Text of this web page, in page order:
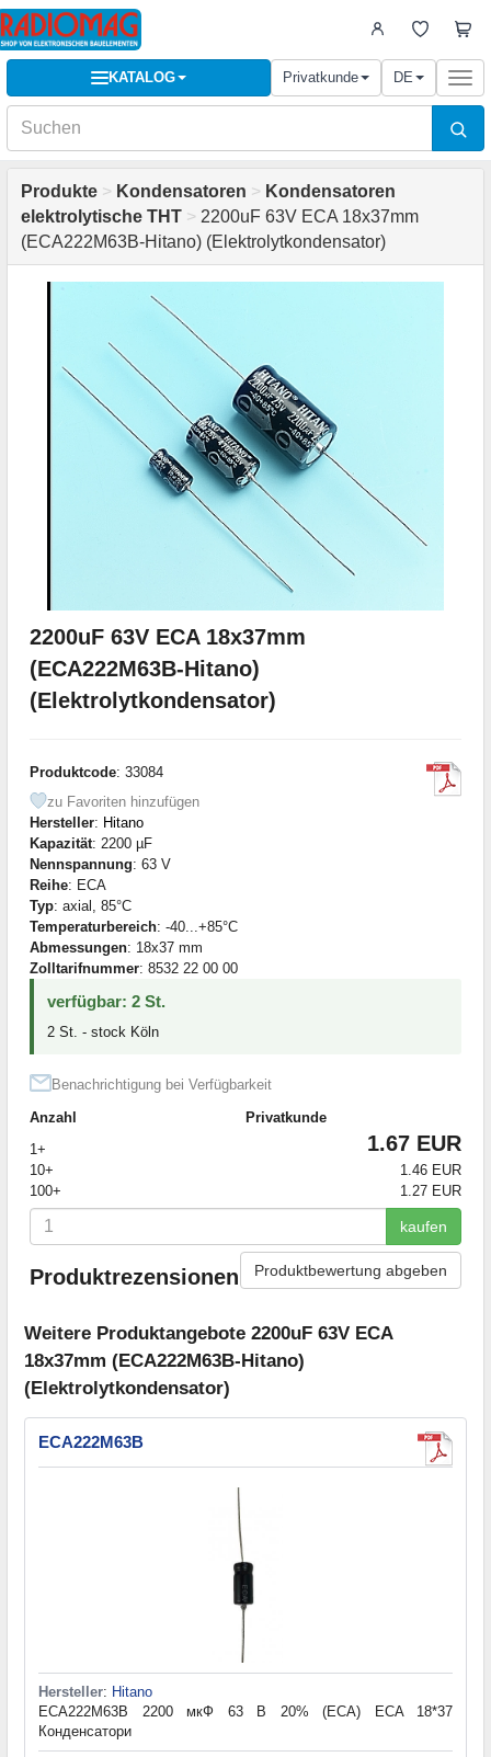
KATALOG Privatkunde DE
Produkte > Kondensatoren > Kondensatoren
elektrolytische THT > 2200uF 63V ECA 18x37mm
(ECA222M63B-Hitano) (Elektrolytkondensator)
2200uF 63V ECA 18x37mm
(ECA222M63B-Hitano)
(Elektrolytkondensator)
Produktcode: 33084
zu Favoriten hinzufügen
Hersteller: Hitano
Kapazität: 2200 µF
Nennspannung: 63 V
Reihe: ECA
Typ: axial, 85°C
Temperaturbereich: -40...+85°C
Abmessungen: 18x37 mm
Zolltarifnummer: 8532 22 00 00
verfügbar: 2 St.
2 St. - stock Köln
Benachrichtigung bei Verfügbarkeit
Anzahl
Privatkunde
1+
1.67 EUR
10+
1.46 EUR
100+
1.27 EUR
kaufen
Produktrezensionen Produktbewertung abgeben
Weitere Produktangebote 2200uF 63V ECA
18x37mm (ECA222M63B-Hitano)
(Elektrolytkondensator)
ECA222M63B
Hersteller: Hitano
ECA222M63B 2200 мкФ 63 В 20% (ECA) ECA 18*37
Конденсатори